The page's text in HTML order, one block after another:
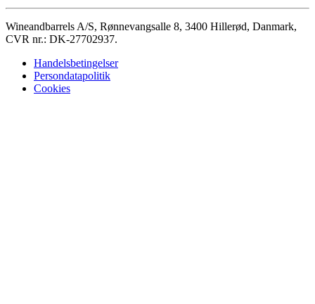
Wineandbarrels A/S, Rønnevangsalle 8, 3400 Hillerød, Danmark,
CVR nr.: DK-27702937.
Handelsbetingelser
Persondatapolitik
Cookies